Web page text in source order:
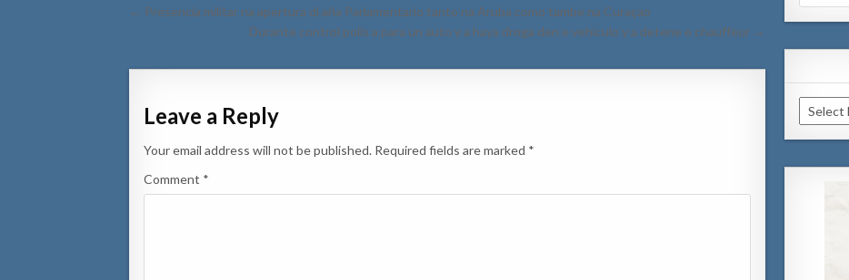
Post
← Presencia militar na apertura di aña Parlamentario tanto na Aruba como tambe na Curaçao
Durante control polis a para un auto y a haya droga den e vehiculo y a detene e chauffeur →
Leave a Reply
Your email address will not be published. Required fields are marked *
Comment *
for:
Archivo